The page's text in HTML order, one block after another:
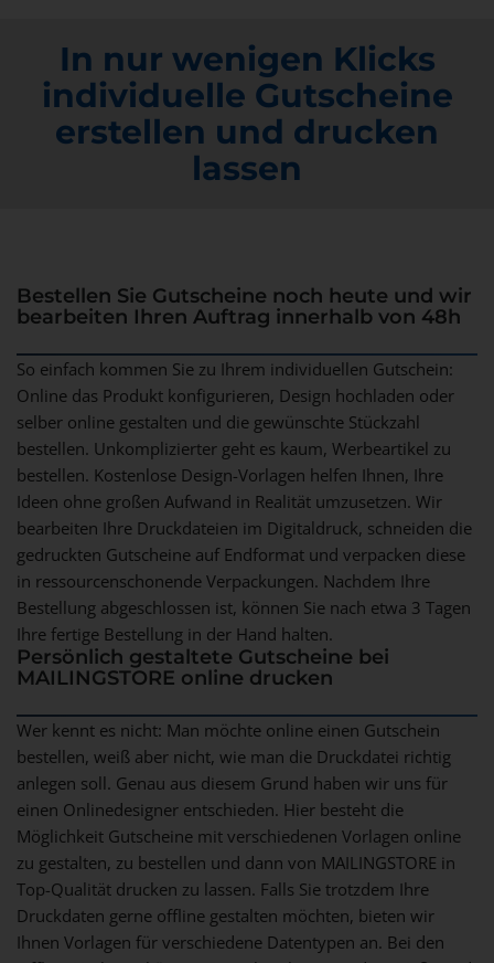
In nur wenigen Klicks
individuelle Gutscheine
erstellen und drucken
lassen
Bestellen Sie Gutscheine noch heute und wir
bearbeiten Ihren Auftrag innerhalb von 48h
So einfach kommen Sie zu Ihrem individuellen Gutschein:
Online das Produkt konfigurieren, Design hochladen oder
selber online gestalten und die gewünschte Stückzahl
bestellen. Unkomplizierter geht es kaum, Werbeartikel zu
bestellen. Kostenlose Design-Vorlagen helfen Ihnen, Ihre
Ideen ohne großen Aufwand in Realität umzusetzen. Wir
bearbeiten Ihre Druckdateien im Digitaldruck, schneiden die
gedruckten Gutscheine auf Endformat und verpacken diese
in ressourcenschonende Verpackungen. Nachdem Ihre
Bestellung abgeschlossen ist, können Sie nach etwa 3 Tagen
Ihre fertige Bestellung in der Hand halten.
Persönlich gestaltete Gutscheine bei
MAILINGSTORE online drucken
Wer kennt es nicht: Man möchte online einen Gutschein
bestellen, weiß aber nicht, wie man die Druckdatei richtig
anlegen soll. Genau aus diesem Grund haben wir uns für
einen Onlinedesigner entschieden. Hier besteht die
Möglichkeit Gutscheine mit verschiedenen Vorlagen online
zu gestalten, zu bestellen und dann von MAILINGSTORE in
Top-Qualität drucken zu lassen. Falls Sie trotzdem Ihre
Druckdaten gerne offline gestalten möchten, bieten wir
Ihnen Vorlagen für verschiedene Datentypen an. Bei den